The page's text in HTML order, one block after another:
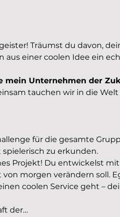
Träumst du davon,
aus einer coolen Idee ein
mein Unternehmen der
tauchen wir in die
für die gesamte
zu erkunden.
Projekt! Du entwickelst
morgen verändern soll.
coolen Service geht –
der…